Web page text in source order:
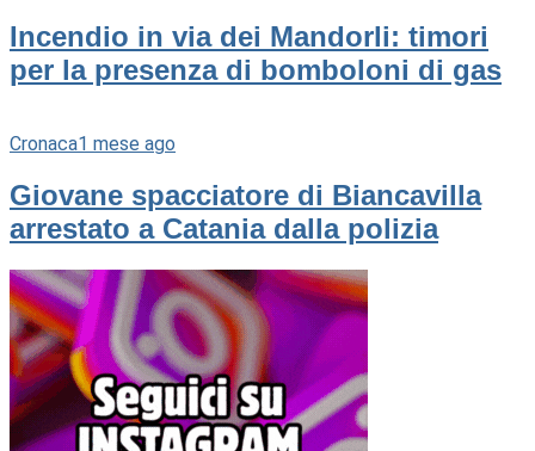
Incendio in via dei Mandorli: timori
per la presenza di bomboloni di gas
Cronaca1 mese ago
Giovane spacciatore di Biancavilla
arrestato a Catania dalla polizia